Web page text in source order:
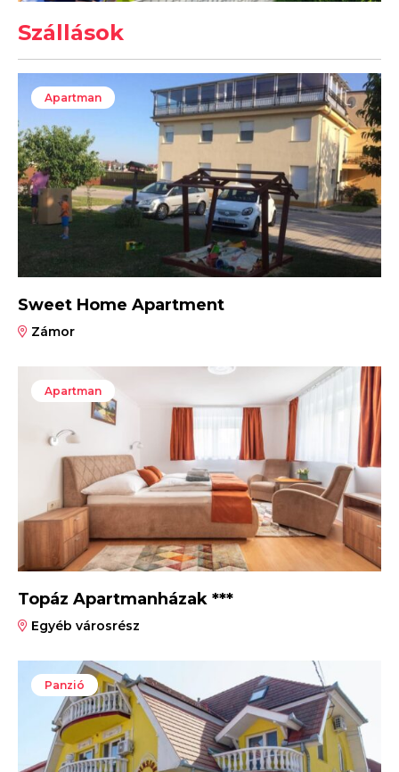
Szállások
Apartman
Sweet Home Apartment
Zámor
Apartman
Topáz Apartmanházak ***
Egyéb városrész
Panzió